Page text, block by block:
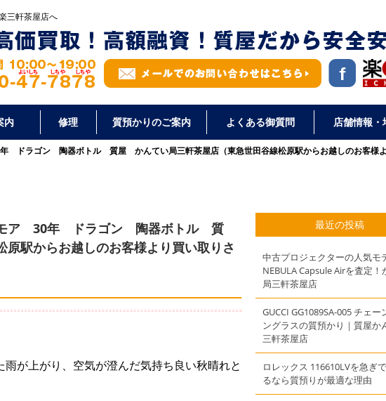
三軒茶屋店へ
内 修理 質預かりのご案内 よくある御質問 店舗情報・
ドラゴン 陶器ボトル 質屋 かんてい局三軒茶屋店（東急世田谷線松原駅からお越しのお客様
モア 30年 ドラゴン 陶器ボトル 質
駅からお越しのお客様より買い取りさ
が上がり、空気が澄んだ気持ち良い秋晴れと
最近の投稿
中古プロジェクターの人気モ
NEBULA Capsule Airを査定！
局三軒茶屋店
GUCCI GG1089SA-005 チェー
ングラスの質預かり｜質屋か
三軒茶屋店
ロレックス 116610LVを急ぎ
るなら質預りが最適な理由